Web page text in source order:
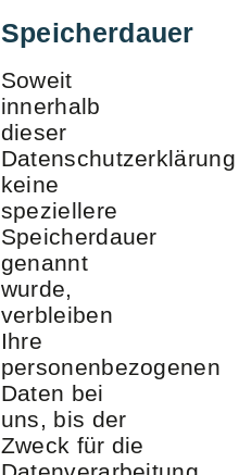
Speicherdauer
Soweit
innerhalb
dieser
Datenschutzerklärung
keine
speziellere
Speicherdauer
genannt
wurde,
verbleiben
Ihre
personenbezogenen
Daten bei
uns, bis der
Zweck für die